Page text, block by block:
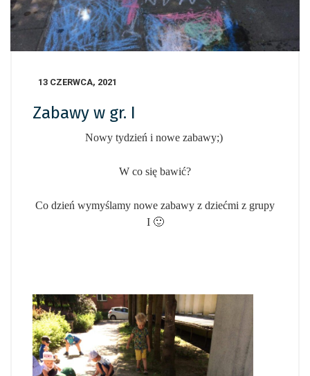
13 CZERWCA, 2021
Zabawy w gr. I
Nowy tydzień i nowe zabawy;)
W co się bawić?
Co dzień wymyślamy nowe zabawy z dziećmi z grupy
I 🙂